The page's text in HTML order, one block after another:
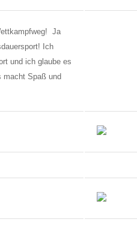
Ja
Ich
und ich glaube es
macht Spaß und